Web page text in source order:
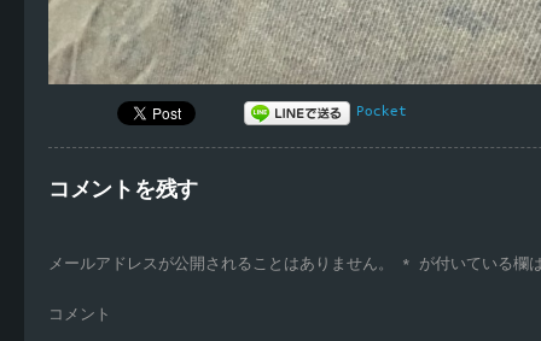
Pocket
コメントを残す
メールアドレスが公開されることはありません。 * が付いている欄
コメント